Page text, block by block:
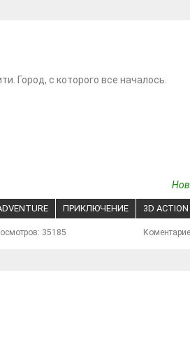
Город, с которого все началось.
ПРИКЛЮЧЕНИЕ 3D ACTION
35185